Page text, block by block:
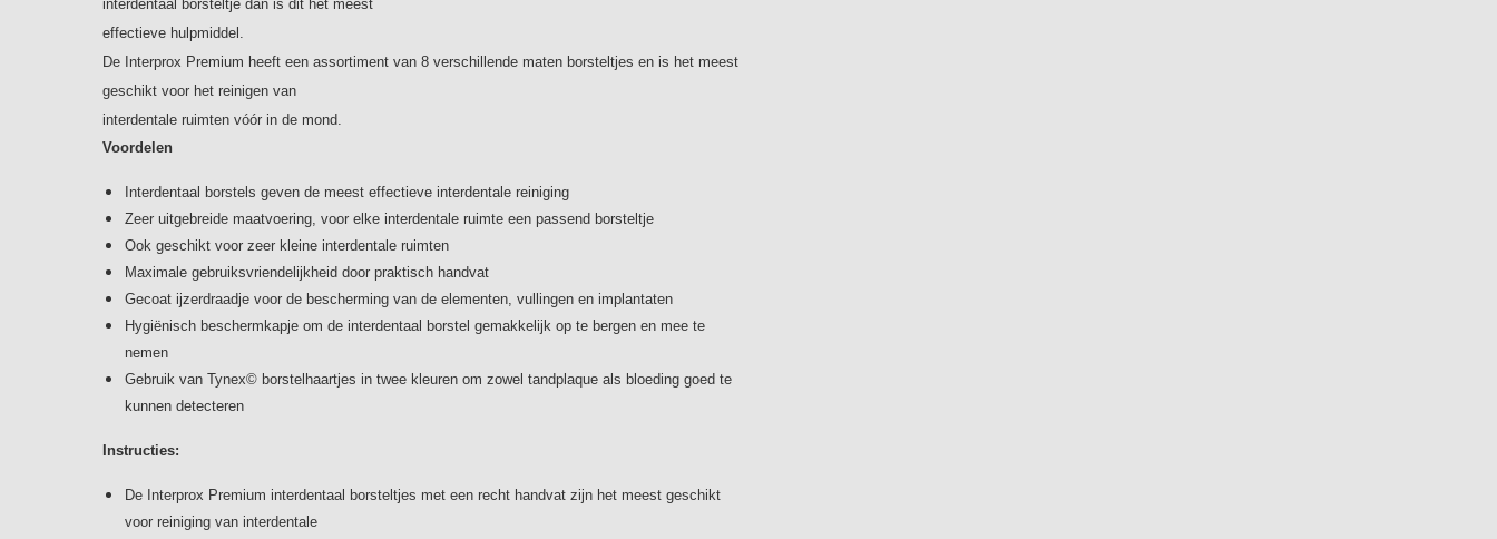
interdentaal borsteltje dan is dit het meest
effectieve hulpmiddel.
De Interprox Premium heeft een assortiment van 8 verschillende maten borsteltjes en is het meest
geschikt voor het reinigen van
interdentale ruimten vóór in de mond.
Voordelen
Interdentaal borstels geven de meest effectieve interdentale reiniging
Zeer uitgebreide maatvoering, voor elke interdentale ruimte een passend borsteltje
Ook geschikt voor zeer kleine interdentale ruimten
Maximale gebruiksvriendelijkheid door praktisch handvat
Gecoat ijzerdraadje voor de bescherming van de elementen, vullingen en implantaten
Hygiënisch beschermkapje om de interdentaal borstel gemakkelijk op te bergen en mee te
nemen
Gebruik van Tynex© borstelhaartjes in twee kleuren om zowel tandplaque als bloeding goed te
kunnen detecteren
Instructies:
De Interprox Premium interdentaal borsteltjes met een recht handvat zijn het meest geschikt
voor reiniging van interdentale